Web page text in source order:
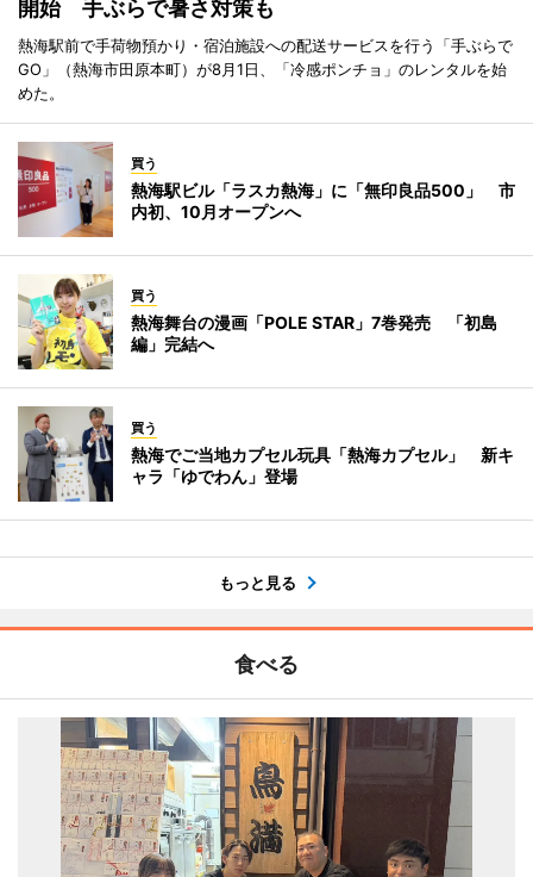
開始 手ぶらで暑さ対策も
熱海駅前で手荷物預かり・宿泊施設への配送サービスを行う「手ぶらで
GO」（熱海市田原本町）が8月1日、「冷感ポンチョ」のレンタルを始
めた。
買う
熱海駅ビル「ラスカ熱海」に「無印良品500」 市
内初、10月オープンへ
買う
熱海舞台の漫画「POLE STAR」7巻発売 「初島
編」完結へ
買う
熱海でご当地カプセル玩具「熱海カプセル」 新キ
ャラ「ゆでわん」登場
もっと見る
食べる